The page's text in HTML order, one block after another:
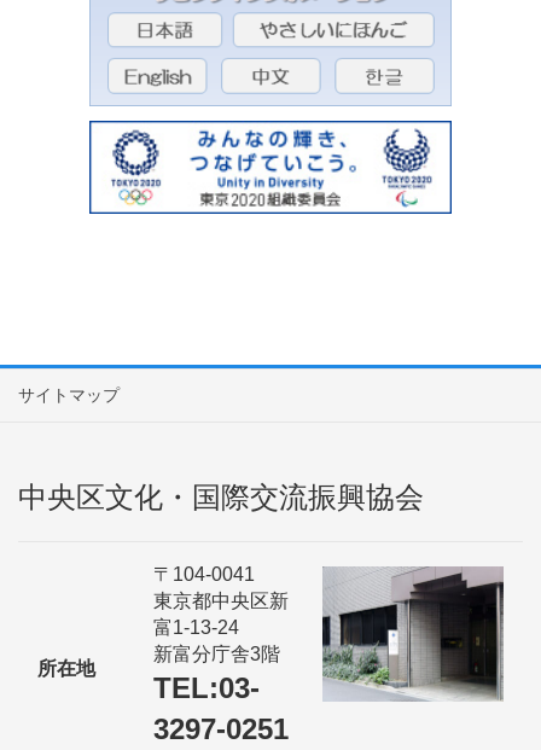
サイトマップ
中央区文化・国際交流振興協会
所在地
〒104-0041
東京都中央区新
富1-13-24
新富分庁舎3階
TEL:03-
3297-0251